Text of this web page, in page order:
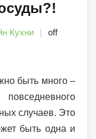
Кухни off
быть много –
случаев. Это
быть одна и